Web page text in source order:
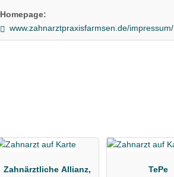
Homepage:
www.zahnarztpraxisfarmsen.de/impressum/
Zahnärztliche Allianz,
TePe